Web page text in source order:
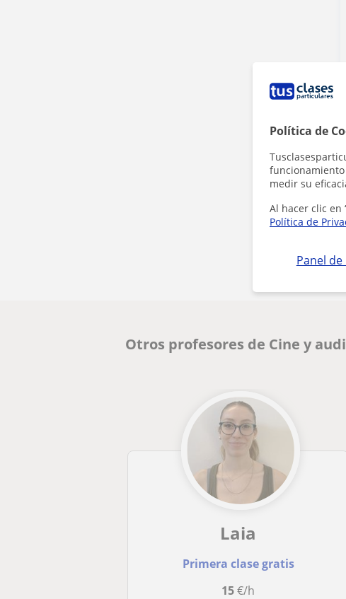
Política de
medir su
Al hacer clic en
Política de
Panel de
Otros profesores de Cine y
Laia
Primera clase gratis
15€/h